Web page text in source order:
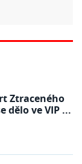
Ztraceného
dělo ve VIP ...